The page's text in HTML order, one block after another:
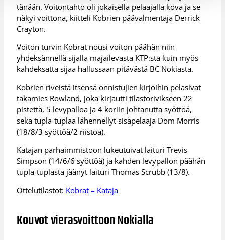
tänään. Voitontahto oli jokaisella pelaajalla kova ja se
näkyi voittona, kiitteli Kobrien päävalmentaja Derrick
Crayton.
Voiton turvin Kobrat nousi voiton päähän niin
yhdeksännellä sijalla majailevasta KTP:sta kuin myös
kahdeksatta sijaa hallussaan pitävästä BC Nokiasta.
Kobrien riveistä itsensä onnistujien kirjoihin pelasivat
takamies Rowland, joka kirjautti tilastorivikseen 22
pistettä, 5 levypalloa ja 4 koriin johtanutta syöttöä,
sekä tupla-tuplaa lähennellyt sisäpelaaja Dom Morris
(18/8/3 syöttöä/2 riistoa).
Katajan parhaimmistoon lukeutuivat laituri Trevis
Simpson (14/6/6 syöttöä) ja kahden levypallon päähän
tupla-tuplasta jäänyt laituri Thomas Scrubb (13/8).
Ottelutilastot: Kobrat – Kataja
Kouvot vierasvoittoon Nokialla